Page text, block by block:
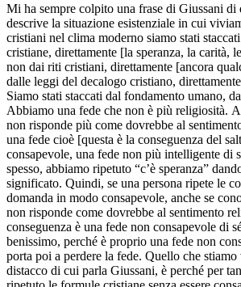
Mi ha sempre colpito una frase di Giussani di
descrive la situazione esistenziale in cui
cristiani nel clima moderno siamo stati
cristiane, direttamente [la speranza, la carità,
non dai riti cristiani, direttamente [ancora
dalle leggi del decalogo cristiano,
Siamo stati staccati dal fondamento umano,
Abbiamo una fede che non è più religiosità.
non risponde più come dovrebbe al
una fede cioè [questa è la conseguenza del
consapevole, una fede non più intelligente di
spesso, abbiamo ripetuto “c’è speranza”
significato. Quindi, se una persona ripete le
domanda in modo consapevole, anche se
non risponde come dovrebbe al sentimento
conseguenza è una fede non consapevole di
benissimo, perché è proprio una fede non
porta poi a perdere la fede. Quello che
distacco di cui parla Giussani, è perché per